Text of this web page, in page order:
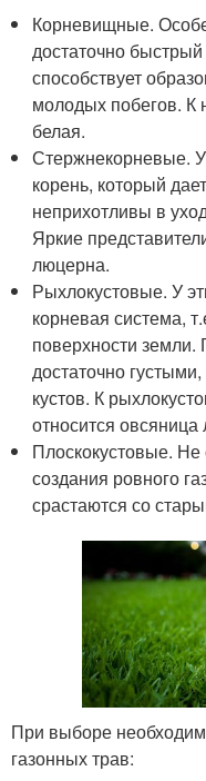
Корневищные.
достаточно
способствует
молодых побегов. К
белая.
Стержнекорневые. У
корень, который
неприхотливы в
Яркие
люцерна.
Рыхлокустовые. У
корневая система,
поверхности земли.
достаточно
кустов. К
относится овсяница
Плоскокустовые.
создания ровного
срастаются со
При выборе
газонных трав: